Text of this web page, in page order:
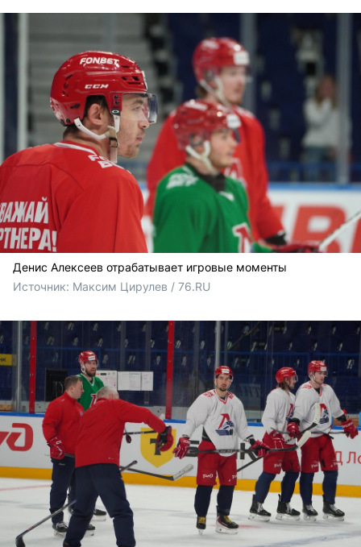
Денис Алексеев отрабатывает игровые моменты
Источник: Максим Цирулев / 76.RU